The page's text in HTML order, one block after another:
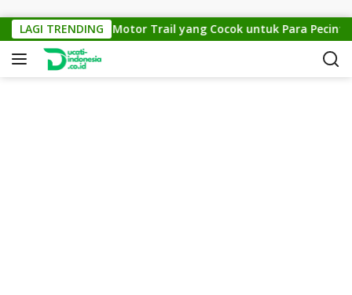
LAGI TRENDING
KTM Cross 150: Motor Trail yang Cocok untuk Para Pecinta